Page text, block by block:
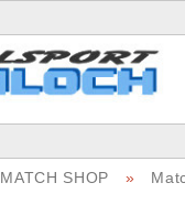
MATCH SHOP »